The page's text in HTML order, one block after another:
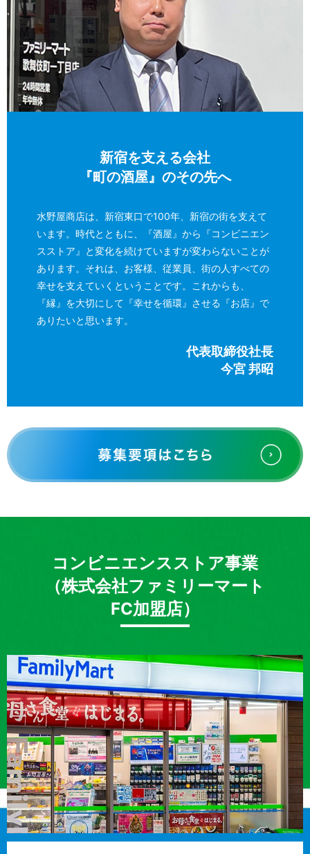
新宿を支える会社
『町の酒屋』のその先へ
水野屋商店は、新宿東口で100年、新宿の街を支えて
います。時代とともに、『酒屋』から『コンビニエン
スストア』と変化を続けていますが変わらないことが
あります。それは、お客様、従業員、街の人すべての
幸せを支えていくということです。これからも、
『縁』を大切にして『幸せを循環』させる『お店』で
ありたいと思います。
代表取締役社長
今宮 邦昭
コンビニエンスストア事業
（株式会社ファミリーマート
FC加盟店）